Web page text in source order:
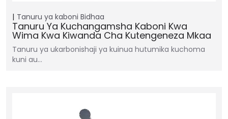
Tanuru ya kaboni Bidhaa
Tanuru Ya Kuchangamsha Kaboni Kwa
Wima Kwa Kiwanda Cha Kutengeneza Mkaa
Tanuru ya ukarbonishaji ya kuinua hutumika kuchoma
kuni au…